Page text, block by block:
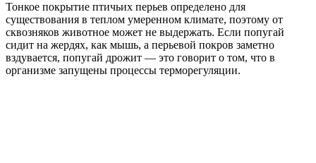
Тонкое покрытие птичьих перьев определено для
существования в теплом умеренном климате, поэтому от
сквозняков животное может не выдержать. Если попугай
сидит на жердях, как мышь, а перьевой покров заметно
вздувается, попугай дрожит — это говорит о том, что в
организме запущены процессы терморегуляции.